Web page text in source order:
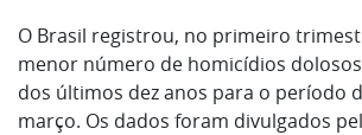
O Brasil registrou, no primeiro
menor número de homicídios
dos últimos dez anos para o período
março. Os dados foram divulgados